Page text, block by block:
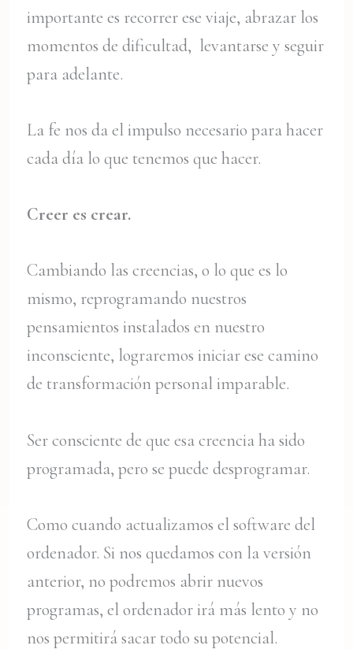
importante es recorrer ese viaje, abrazar los
momentos de dificultad, levantarse y seguir
para adelante.
La fe nos da el impulso necesario para hacer
cada día lo que tenemos que hacer.
Creer es crear.
Cambiando las creencias, o lo que es lo
mismo, reprogramando nuestros
pensamientos instalados en nuestro
inconsciente, lograremos iniciar ese camino
de transformación personal imparable.
Ser consciente de que esa creencia ha sido
programada, pero se puede desprogramar.
Como cuando actualizamos el software del
ordenador. Si nos quedamos con la versión
anterior, no podremos abrir nuevos
programas, el ordenador irá más lento y no
nos permitirá sacar todo su potencial.